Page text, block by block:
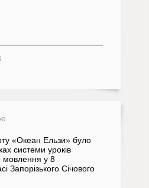
«Океан Ельзи» було
системи уроків
мовлення у 8
Запорізького Січового